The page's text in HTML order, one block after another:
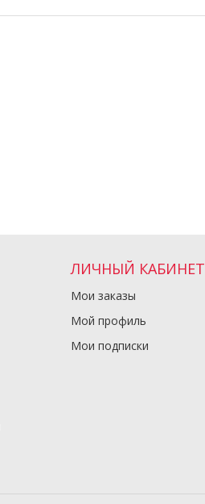
ЛИЧНЫЙ КАБИНЕТ
Мои заказы
Мой профиль
Мои подписки